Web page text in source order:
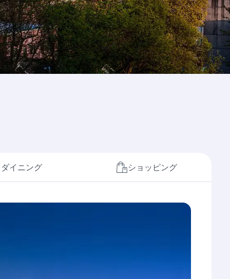
ダイニング ショッピング